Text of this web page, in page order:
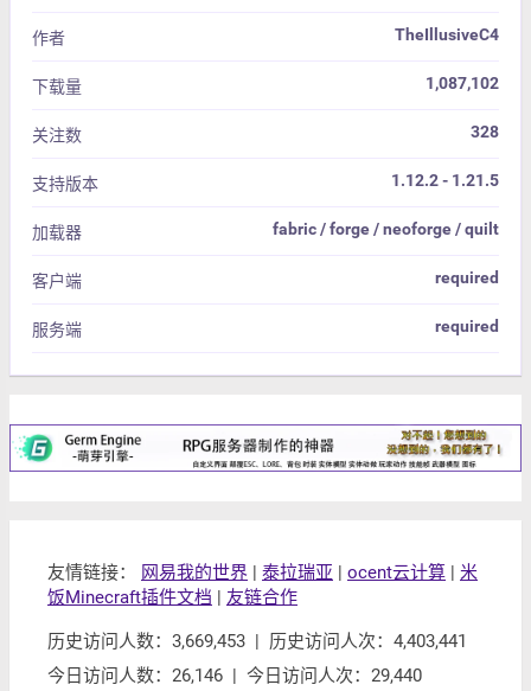
作者 TheIllusiveC4
下载量 1,087,102
关注数 328
支持版本 1.12.2 - 1.21.5
加载器 fabric / forge / neoforge / quilt
客户端 required
服务端 required
友情链接： 网易我的世界 | 泰拉瑞亚 | ocent云计算 | 米
饭Minecraft插件文档 | 友链合作
历史访问人数：3,669,453 | 历史访问人次：4,403,441
今日访问人数：26,146 | 今日访问人次：29,440